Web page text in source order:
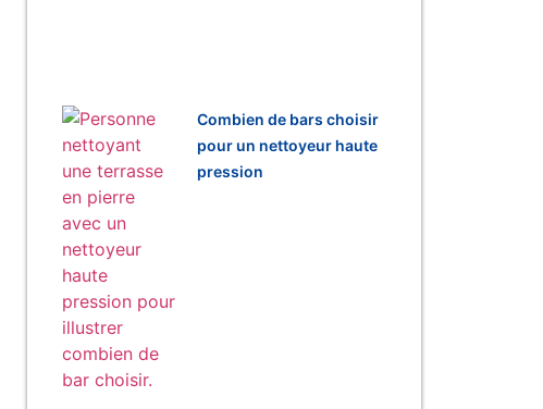
Combien de bars choisir
pour un nettoyeur haute
pression